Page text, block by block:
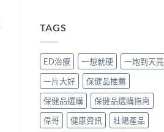
TAGS
ED治療 一想就硬
一炮到天亮
一片大好
保健品推薦
保健品選購
保健品選購指南
偉哥
健康資訊
壯陽產品